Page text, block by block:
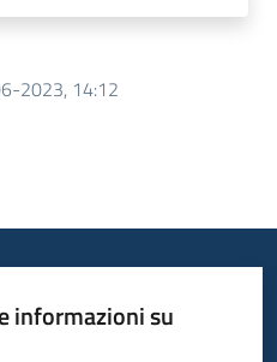
2023, 14:12
informazioni su